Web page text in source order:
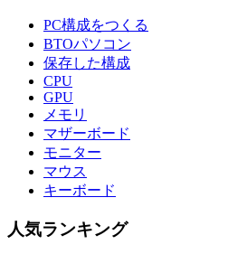
PC構成をつくる
BTOパソコン
保存した構成
CPU
GPU
メモリ
マザーボード
モニター
マウス
キーボード
人気ランキング